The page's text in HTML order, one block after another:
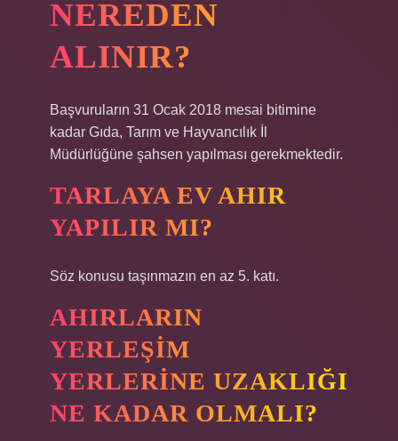
NEREDEN
ALINIR?
Başvuruların 31 Ocak 2018 mesai bitimine
kadar Gıda, Tarım ve Hayvancılık İl
Müdürlüğüne şahsen yapılması gerekmektedir.
TARLAYA EV AHIR
YAPILIR MI?
Söz konusu taşınmazın en az 5. katı.
AHIRLARIN
YERLEŞIM
YERLERINE UZAKLIĞI
NE KADAR OLMALI?